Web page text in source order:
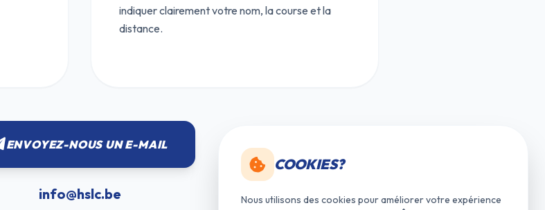
indiquer clairement votre nom, la course et la
distance.
ENVOYEZ-NOUS UN E-MAIL
info@hslc.be
COOKIES?
Nous utilisons des cookies pour améliorer votre expérience